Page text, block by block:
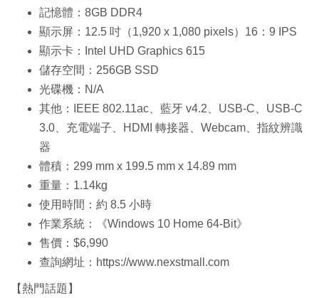
記憶體：8GB DDR4
顯示屏：12.5 吋（1,920 x 1,080 pixels）16：9 IPS
顯示卡：Intel UHD Graphics 615
儲存空間：256GB SSD
光碟機：N/A
其他：IEEE 802.11ac、藍牙 v4.2、USB-C、USB-C
3.0、充電端子、HDMI 轉接器、Webcam、指紋辨識
器
體積：299 mm x 199.5 mm x 14.89 mm
重量：1.14kg
使用時間：約 8.5 小時
作業系統：《Windows 10 Home 64-Bit》
售價：$6,990
查詢網址：https://www.nexstmall.com
【熱門話題】